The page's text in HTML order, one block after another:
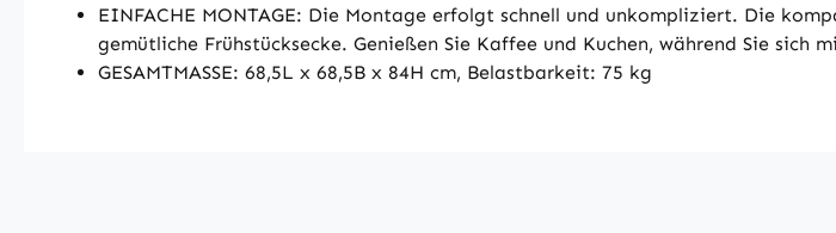
EINFACHE MONTAGE: Die Montage erfolgt schnell und unkompliziert. Die
gemütliche Frühstücksecke. Genießen Sie Kaffee und Kuchen, während Sie sich
GESAMTMASSE: 68,5L x 68,5B x 84H cm, Belastbarkeit: 75 kg